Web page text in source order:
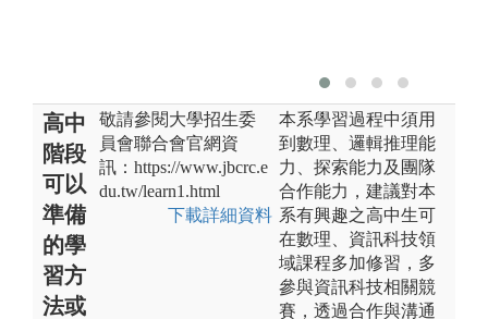
高中
階段
可以
準備
的學
習方
法或
敬請參閱大學招生委
員會聯合會官網資
訊：https://www.jbcrc.e
du.tw/learn1.html
下載詳細資料
本系學習過程中須用
到數理、邏輯推理能
力、探索能力及團隊
合作能力，建議對本
系有興趣之高中生可
在數理、資訊科技領
域課程多加修習，多
參與資訊科技相關競
賽，透過合作與溝通